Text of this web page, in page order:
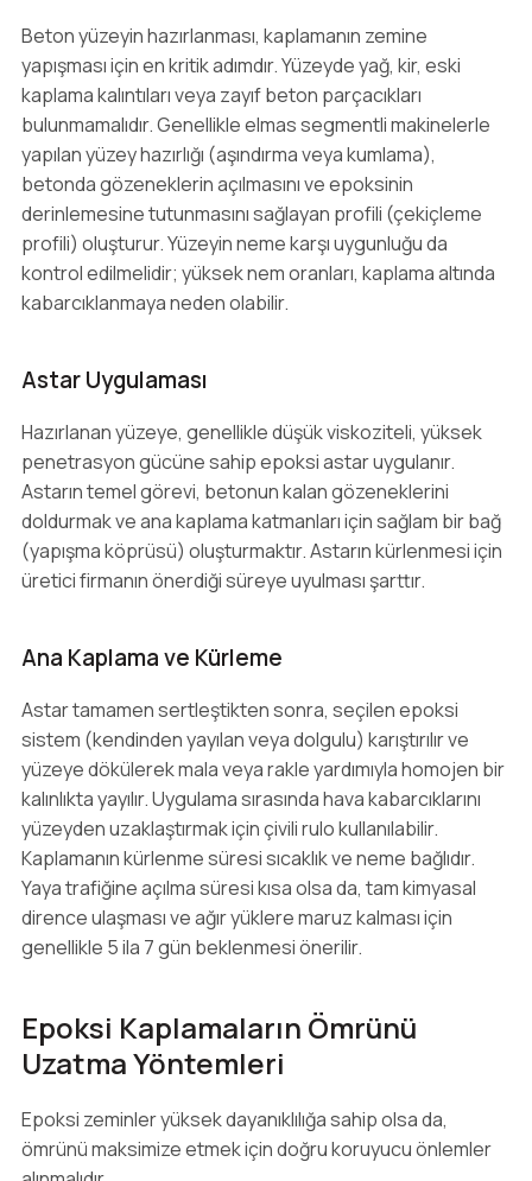
Beton yüzeyin hazırlanması, kaplamanın zemine
yapışması için en kritik adımdır. Yüzeyde yağ, kir, eski
kaplama kalıntıları veya zayıf beton parçacıkları
bulunmamalıdır. Genellikle elmas segmentli makinelerle
yapılan yüzey hazırlığı (aşındırma veya kumlama),
betonda gözeneklerin açılmasını ve epoksinin
derinlemesine tutunmasını sağlayan profili (çekiçleme
profili) oluşturur. Yüzeyin neme karşı uygunluğu da
kontrol edilmelidir; yüksek nem oranları, kaplama altında
kabarcıklanmaya neden olabilir.
Astar Uygulaması
Hazırlanan yüzeye, genellikle düşük viskoziteli, yüksek
penetrasyon gücüne sahip epoksi astar uygulanır.
Astarın temel görevi, betonun kalan gözeneklerini
doldurmak ve ana kaplama katmanları için sağlam bir bağ
(yapışma köprüsü) oluşturmaktır. Astarın kürlenmesi için
üretici firmanın önerdiği süreye uyulması şarttır.
Ana Kaplama ve Kürleme
Astar tamamen sertleştikten sonra, seçilen epoksi
sistem (kendinden yayılan veya dolgulu) karıştırılır ve
yüzeye dökülerek mala veya rakle yardımıyla homojen bir
kalınlıkta yayılır. Uygulama sırasında hava kabarcıklarını
yüzeyden uzaklaştırmak için çivili rulo kullanılabilir.
Kaplamanın kürlenme süresi sıcaklık ve neme bağlıdır.
Yaya trafiğine açılma süresi kısa olsa da, tam kimyasal
dirence ulaşması ve ağır yüklere maruz kalması için
genellikle 5 ila 7 gün beklenmesi önerilir.
Epoksi Kaplamaların Ömrünü
Uzatma Yöntemleri
Epoksi zeminler yüksek dayanıklılığa sahip olsa da,
ömrünü maksimize etmek için doğru koruyucu önlemler